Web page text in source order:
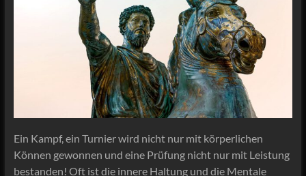
Ein Kampf, ein Turnier wird nicht nur mit körperlichen
Können gewonnen und eine Prüfung nicht nur mit Leistung
bestanden! Oft ist die innere Haltung und die Mentale